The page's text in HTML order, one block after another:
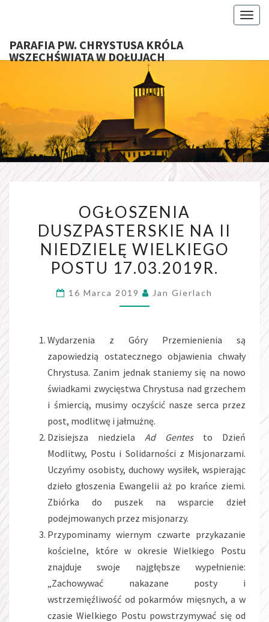
PARAFIA PW. CHRYSTUSA KRÓLA
WSZECHŚWIATA W DOŁUJACH
W
DUSZPASTERSKIE
NA
II
NIEDZIELĘ
POSTU
OGŁOSZENIA
DUSZPASTERSKIE NA II
NIEDZIELĘ WIELKIEGO
POSTU 17.03.2019R.
16 Marca 2019 Jan Gierlach
Wydarzenia z Góry Przemienienia są
zapowiedzią ostatecznego objawienia chwały
Chrystusa. Zanim jednak staniemy się na nowo
świadkami zwycięstwa Chrystusa nad grzechem
i śmiercią, musimy oczyścić nasze serca przez
post, modlitwę i jałmużnę.
Dzisiejsza niedziela Ad Gentesto Dzień
Modlitwy, Postu i Solidarności z Misjonarzami.
Uczyńmy osobisty, duchowy wysiłek, wspierając
dzieło głoszenia Ewangelii aż po krańce ziemi.
Zbiórka do puszek na wsparcie dzieł
podejmowanych przez misjonarzy.
Przypominamy wiernym czwarte przykazanie
kościelne, które w okresie Wielkiego Postu
znajduje swoje najgłębsze wypełnienie:
„Zachowywać nakazane posty i
wstrzemięźliwość od pokarmów mięsnych, a w
czasie Wielkiego Postu powstrzymywać się od